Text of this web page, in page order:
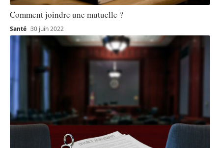
Comment joindre une mutuelle ?
Santé 30 juin 2022